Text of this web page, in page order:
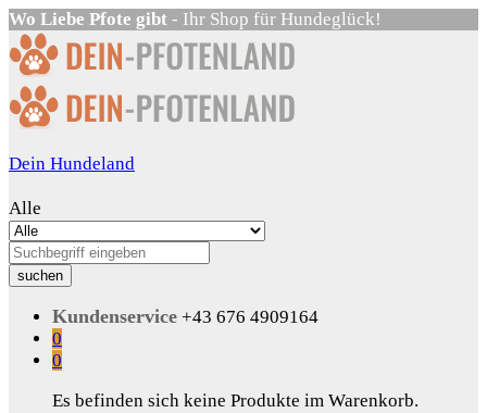
Wo Liebe Pfote gibt - Ihr Shop für Hundeglück!
Dein Hundeland
Alle
suchen
Kundenservice +43 676 4909164
0
0
Es befinden sich keine Produkte im Warenkorb.